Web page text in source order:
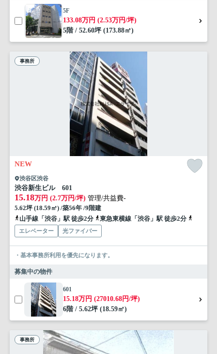
5F
133.08万円 (2.53万円/坪)
5階 / 52.60坪 (173.88㎡)
事務所
NEW
渋谷区渋谷
渋谷新生ビル 601
15.18万円 (2.7万円/坪) 管理/共益費-
5.62坪 (18.59㎡) /築56年 /9階建
山手線「渋谷」駅 徒歩2分
東急東横線「渋谷」駅 徒歩2分
エレベーター 光ファイバー
・基本事務所利用を優先になります。
募集中の物件
601
15.18万円 (27010.68円/坪)
6階 / 5.62坪 (18.59㎡)
事務所